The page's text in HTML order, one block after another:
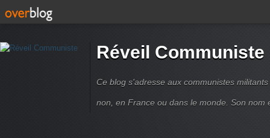
Réveil Communiste
Ce blog s'adresse aux communistes
non, en France ou dans le monde. Son nom